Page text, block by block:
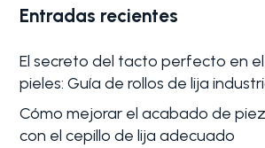
Entradas recientes
El secreto del tacto perfecto en
pieles: Guía de rollos de lija
Cómo mejorar el acabado de
con el cepillo de lija adecuado